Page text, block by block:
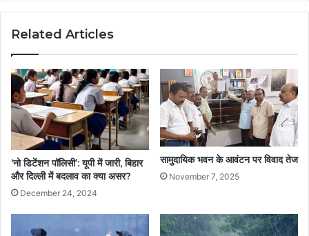
Related Articles
‘नो डिटेंशन पॉलिसी’: यूपी में जारी, बिहार
और दिल्ली में बदलाव का क्या असर?
December 24, 2024
सामुदायिक भवन के आवंटन पर विवाद तेज
November 7, 2025